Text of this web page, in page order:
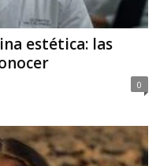
estética: las
0